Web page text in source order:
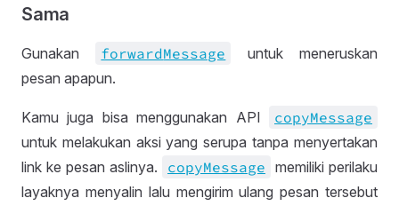
Sama
Gunakan forwardMessage
untuk meneruskan
pesan apapun.
Kamu juga bisa menggunakan API copyMessage
untuk melakukan aksi yang serupa tanpa menyertakan
link ke pesan aslinya.
copyMessage memiliki perilaku
layaknya menyalin lalu mengirim ulang pesan tersebut